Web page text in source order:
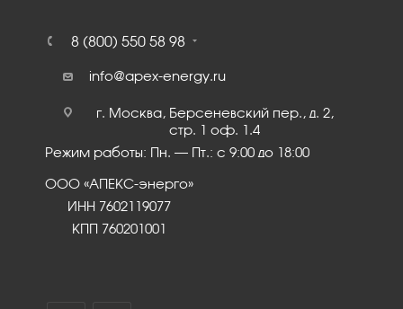
8 (800) 550 58 98
info@apex-energy.ru
г. Москва, Берсеневский пер., д. 2,
стр. 1 оф. 1.4
Режим работы: Пн. – Пт.: с 9:00 до 18:00
ООО «АПЕКС-энерго»
ИНН 7602119077
КПП 760201001